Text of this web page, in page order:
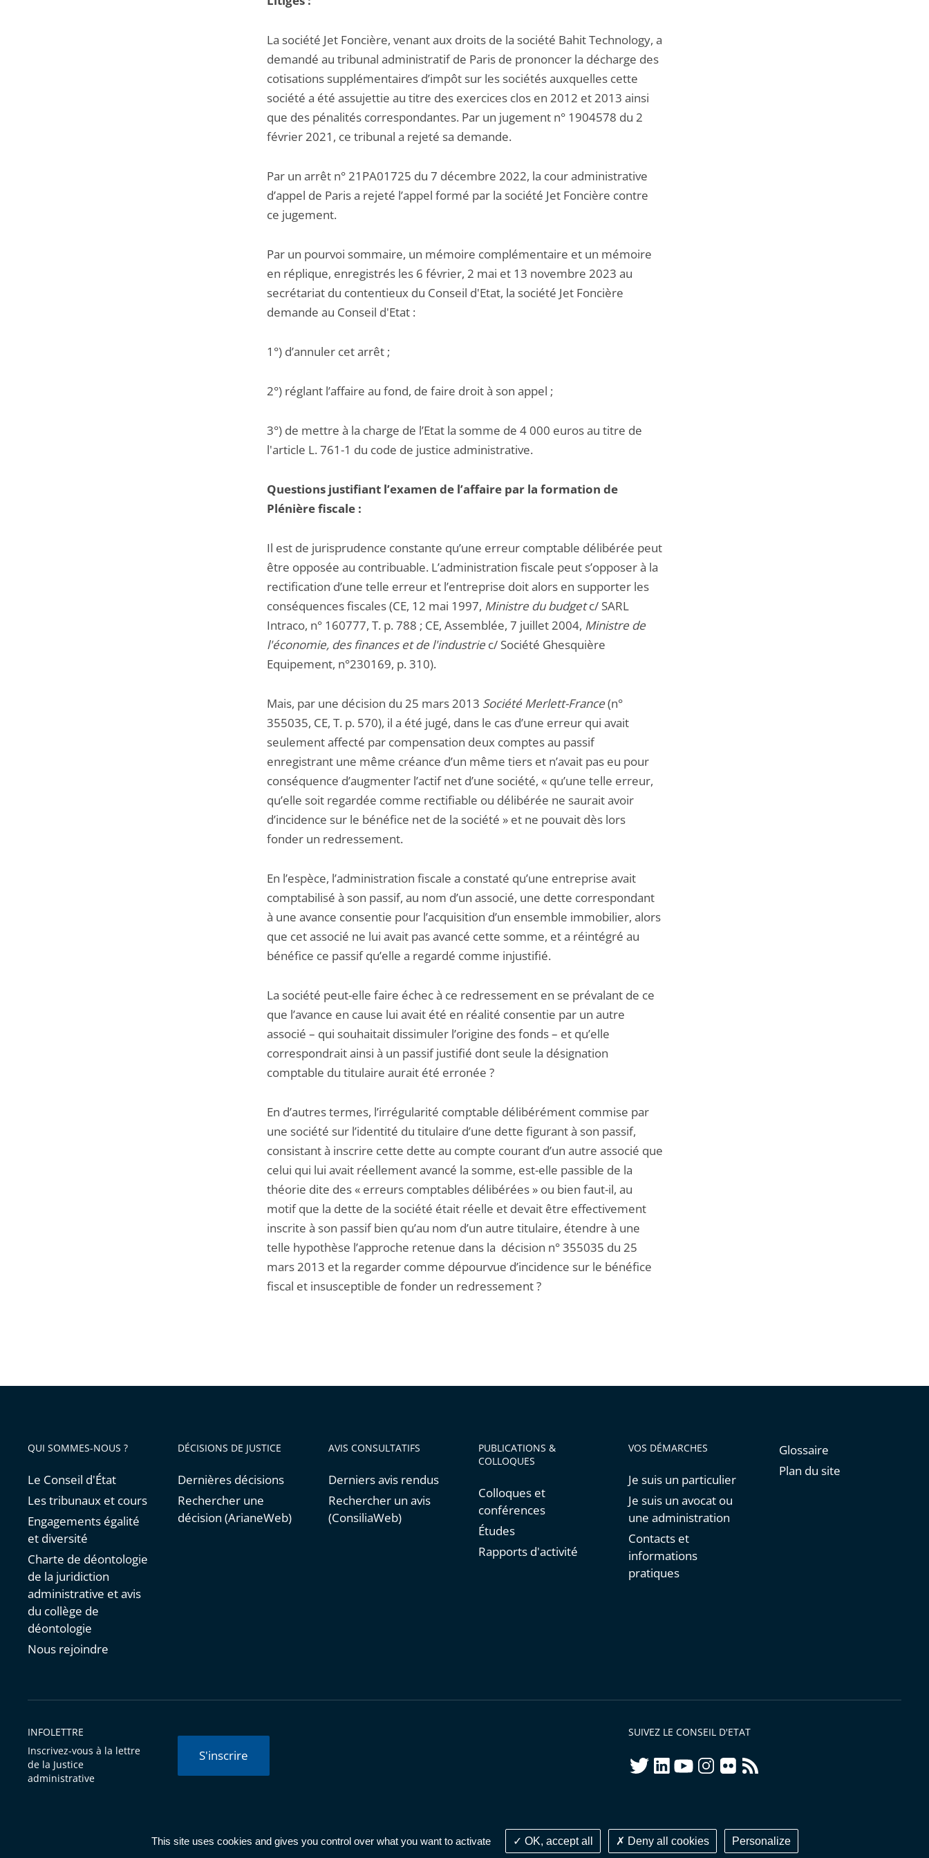
This site uses cookies and gives you control over what you want to activate OK, accept all Deny all cookies Personalize
La société Jet Foncière, venant aux droits de la société Bahit Technology, a
demandé au tribunal administratif de Paris de prononcer la décharge des
cotisations supplémentaires d’impôt sur les sociétés auxquelles cette
société a été assujettie au titre des exercices clos en 2012 et 2013 ainsi
que des pénalités correspondantes. Par un jugement n° 1904578 du 2
février 2021, ce tribunal a rejeté sa demande.
Par un arrêt n° 21PA01725 du 7 décembre 2022, la cour administrative
d’appel de Paris a rejeté l’appel formé par la société Jet Foncière contre
ce jugement.
Par un pourvoi sommaire, un mémoire complémentaire et un mémoire
en réplique, enregistrés les 6 février, 2 mai et 13 novembre 2023 au
secrétariat du contentieux du Conseil d'Etat, la société Jet Foncière
demande au Conseil d'Etat :
1°) d’annuler cet arrêt ;
2°) réglant l’affaire au fond, de faire droit à son appel ;
3°) de mettre à la charge de l’Etat la somme de 4 000 euros au titre de
l'article L. 761-1 du code de justice administrative.
Questions justifiant l’examen de l’affaire par la formation de
Plénière fiscale :
Il est de jurisprudence constante qu’une erreur comptable délibérée peut
être opposée au contribuable. L’administration fiscale peut s’opposer à la
rectification d’une telle erreur et l’entreprise doit alors en supporter les
conséquences fiscales (CE, 12 mai 1997, Ministre du budgetc/ SARL
Intraco, n° 160777, T. p. 788 ; CE, Assemblée, 7 juillet 2004, Ministre de
l'économie, des finances et de l'industrie c/ Société Ghesquière
Equipement, n°230169, p. 310).
Mais, par une décision du 25 mars 2013 Société Merlett-France(n°
355035, CE, T. p. 570), il a été jugé, dans le cas d’une erreur qui avait
seulement affecté par compensation deux comptes au passif
enregistrant une même créance d’un même tiers et n’avait pas eu pour
conséquence d’augmenter l’actif net d’une société, « qu’une telle erreur,
qu’elle soit regardée comme rectifiable ou délibérée ne saurait avoir
d’incidence sur le bénéfice net de la société » et ne pouvait dès lors
fonder un redressement.
En l’espèce, l’administration fiscale a constaté qu’une entreprise avait
comptabilisé à son passif, au nom d’un associé, une dette correspondant
à une avance consentie pour l’acquisition d’un ensemble immobilier, alors
que cet associé ne lui avait pas avancé cette somme, et a réintégré au
bénéfice ce passif qu’elle a regardé comme injustifié.
La société peut-elle faire échec à ce redressement en se prévalant de ce
que l’avance en cause lui avait été en réalité consentie par un autre
associé – qui souhaitait dissimuler l’origine des fonds – et qu’elle
correspondrait ainsi à un passif justifié dont seule la désignation
comptable du titulaire aurait été erronée ?
En d’autres termes, l’irrégularité comptable délibérément commise par
une société sur l’identité du titulaire d’une dette figurant à son passif,
consistant à inscrire cette dette au compte courant d’un autre associé que
celui qui lui avait réellement avancé la somme, est-elle passible de la
théorie dite des « erreurs comptables délibérées » ou bien faut-il, au
motif que la dette de la société était réelle et devait être effectivement
inscrite à son passif bien qu’au nom d’un autre titulaire, étendre à une
telle hypothèse l’approche retenue dans la décision n° 355035 du 25
mars 2013 et la regarder comme dépourvue d’incidence sur le bénéfice
fiscal et insusceptible de fonder un redressement ?
QUI SOMMES-NOUS ?
Le Conseil d'État
Les tribunaux et cours
Engagements égalité
et diversité
Charte de déontologie
de la juridiction
administrative et avis
du collège de
déontologie
Nous rejoindre
DÉCISIONS DE JUSTICE
Dernières décisions
Rechercher une
décision (ArianeWeb)
AVIS CONSULTATIFS
Derniers avis rendus
Rechercher un avis
(ConsiliaWeb)
PUBLICATIONS &
COLLOQUES
Colloques et
conférences
Études
Rapports d'activité
VOS DÉMARCHES
Je suis un particulier
Je suis un avocat ou
une administration
Contacts et
informations
pratiques
Glossaire
Plan du site
INFOLETTRE
Inscrivez-vous à la lettre
de la Justice
administrative
S'inscrire
SUIVEZ LE CONSEIL D'ETAT
twitterlinkedInyoutubeinstagram
flickrrss
Publications administratives-Accessibilité : partiellement conforme